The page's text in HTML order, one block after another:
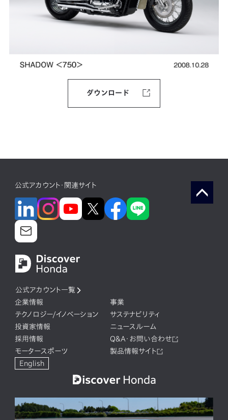
ダウンロード
公式アカウント・関連サイト
公式アカウント一覧
企業情報
事業
テクノロジー/イノベーション
サステナビリティ
投資家情報
ニュースルーム
採用情報
Q&A・お問い合わせ
モータースポーツ
製品情報サイト
English